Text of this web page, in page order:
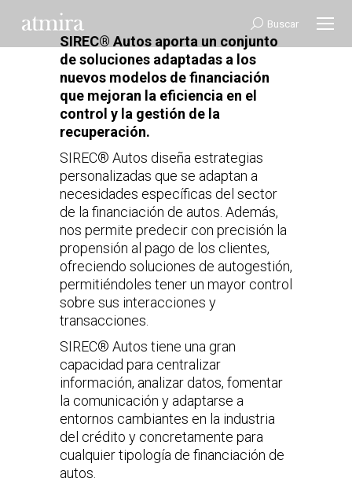
Buscar:
Buscar
SIREC® Autos aporta un conjunto
de soluciones adaptadas a los
nuevos modelos de financiación
que mejoran la eficiencia en el
control y la gestión de la
recuperación.
SIREC® Autos diseña estrategias
personalizadas que se adaptan a
necesidades específicas del sector
de la financiación de autos. Además,
nos permite predecir con precisión la
propensión al pago de los clientes,
ofreciendo soluciones de autogestión,
permitiéndoles tener un mayor control
sobre sus interacciones y
transacciones.
SIREC® Autos tiene una gran
capacidad para centralizar
información, analizar datos, fomentar
la comunicación y adaptarse a
entornos cambiantes en la industria
del crédito y concretamente para
cualquier tipología de financiación de
autos.